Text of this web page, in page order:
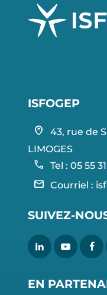
ISFOGEP
home_pin
43, rue de
LIMOGES
call Tel : 05 55
mail Courriel :
SUIVEZ-
EN